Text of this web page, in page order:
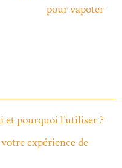
pour vapoter
et pourquoi l’utiliser ?
expérience de